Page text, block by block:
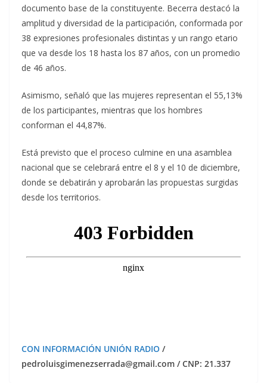
documento base de la constituyente. Becerra destacó la
amplitud y diversidad de la participación, conformada por
38 expresiones profesionales distintas y un rango etario
que va desde los 18 hasta los 87 años, con un promedio
de 46 años.
Asimismo, señaló que las mujeres representan el 55,13%
de los participantes, mientras que los hombres
conforman el 44,87%.
Está previsto que el proceso culmine en una asamblea
nacional que se celebrará entre el 8 y el 10 de diciembre,
donde se debatirán y aprobarán las propuestas surgidas
desde los territorios.
CON INFORMACIÓN UNIÓN RADIO /
pedroluisgimenezserrada@gmail.com / CNP: 21.337